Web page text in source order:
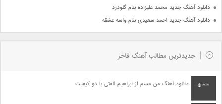
دانلود آهنگ جدید محمد علیزاده بنام گلودرد
دانلود آهنگ جدید احمد سعیدی بنام واسه عشقه
جدیدترین مطالب آهنگ فاخر
دانلود آهنگ من مسم از ابراهیم الفتی با دو کیفیت